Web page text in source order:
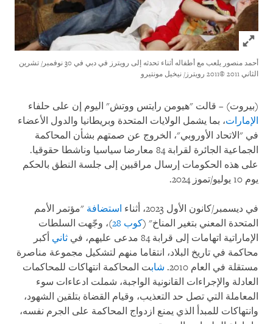
Click to expand Image
أحمد منصور يلعب مع أطفاله أثناء تحدثه إلى رويترز في دبي في 30 نوفمبر/ تشرين
الثاني 2011
©2011 رويترز/ نيخيل مونتيرو
(بيروت) – قالت "هيومن رايتس ووتش" اليوم إن على حلفاء
الإمارات، بما يشمل الولايات المتحدة وبريطانيا والدول الأعضاء
في "الاتحاد الأوروبي"، الخروج عن صمتهم بشأن المحاكمة
الجماعية الجائرة لقرابة 84 معارضا سياسيا وناشطا حقوقيا.
على هذه الحكومات إرسال مراقبين إلى جلسة النطق بالحكم
يوم 10 يوليو/تموز 2024.
في ديسمبر/كانون الأول 2023، أثناء استضافة "مؤتمر الأمم
المتحدة المعني بتغير المناخ" (كوب 28
)، وجّهت السلطات
الإماراتية اتهامات إلى قرابة 84 مدعى عليهم، في
ثاني أكبر
محاكمة في تاريخ البلاد، انتقاما منهم لتشكيل مجموعة مناصرة
مستقلة في العام 2010.
شابت المحاكمة انتهاكات للمحاكمات
العادلة والإجراءات القانونية الواجبة، شملت ادعاءات سوء
المعاملة التي تصل حد التعذيب، وقيام القضاة بتلقين الشهود،
وانتهاكات للمبدأ الذي يمنع ازدواج المحاكمة على الجرم نفسه،